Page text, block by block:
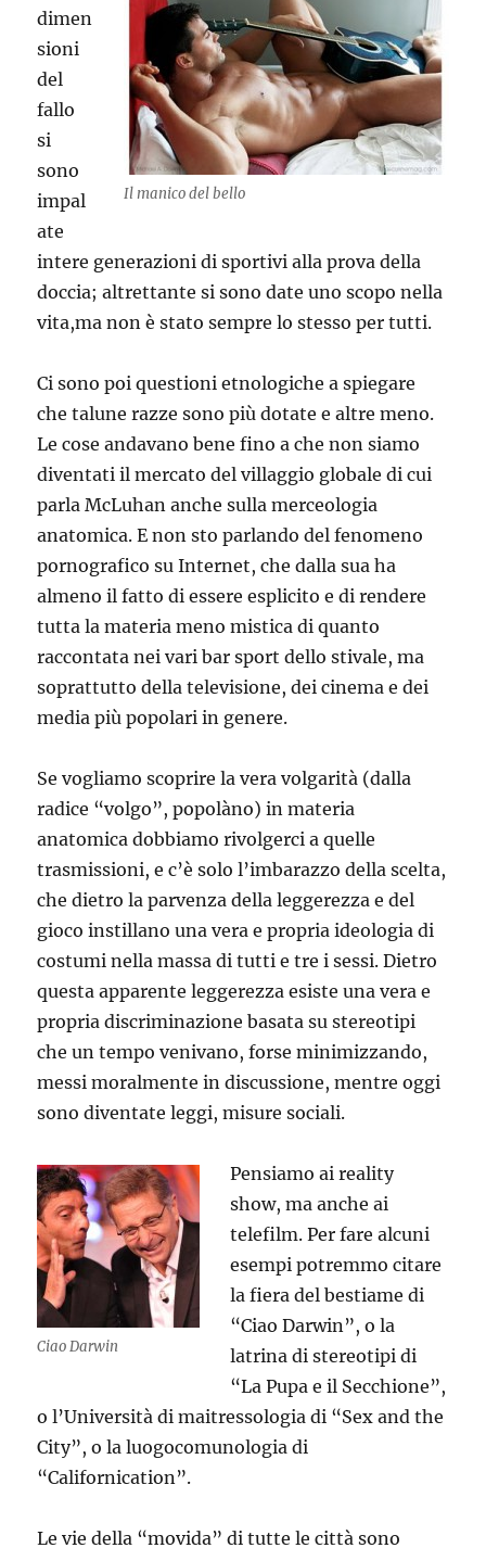
Il manico del bello
dimen
sioni
del
fallo
si
sono
impal
ate
intere generazioni di sportivi alla prova della
doccia; altrettante si sono date uno scopo nella
vita,ma non è stato sempre lo stesso per tutti.
Ci sono poi questioni etnologiche a spiegare
che talune razze sono più dotate e altre meno.
Le cose andavano bene fino a che non siamo
diventati il mercato del villaggio globale di cui
parla McLuhan anche sulla merceologia
anatomica. E non sto parlando del fenomeno
pornografico su Internet, che dalla sua ha
almeno il fatto di essere esplicito e di rendere
tutta la materia meno mistica di quanto
raccontata nei vari bar sport dello stivale, ma
soprattutto della televisione, dei cinema e dei
media più popolari in genere.
Se vogliamo scoprire la vera volgarità (dalla
radice “volgo”, popolàno) in materia
anatomica dobbiamo rivolgerci a quelle
trasmissioni, e c’è solo l’imbarazzo della scelta,
che dietro la parvenza della leggerezza e del
gioco instillano una vera e propria ideologia di
costumi nella massa di tutti e tre i sessi. Dietro
questa apparente leggerezza esiste una vera e
propria discriminazione basata su stereotipi
che un tempo venivano, forse minimizzando,
messi moralmente in discussione, mentre oggi
sono diventate leggi, misure sociali.
Ciao Darwin
Pensiamo ai reality
show, ma anche ai
telefilm. Per fare alcuni
esempi potremmo citare
la fiera del bestiame di
“Ciao Darwin”, o la
latrina di stereotipi di
“La Pupa e il Secchione”,
o l’Università di maitressologia di “Sex and the
City”, o la luogocomunologia di
“Californication”.
Le vie della “movida” di tutte le città sono